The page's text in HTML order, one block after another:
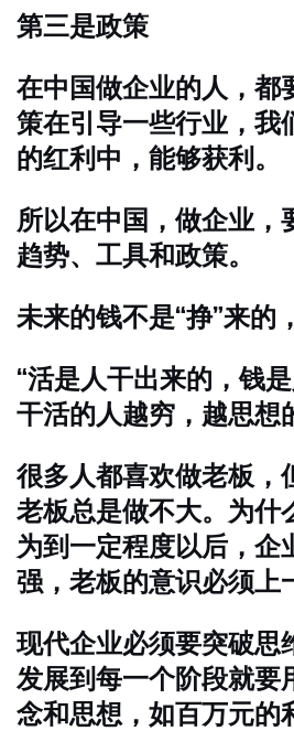
第三是政策
在中国做企业的人，都
策在引导一些行业，我
的红利中，能够获利。
所以在中国，做企业，
趋势、工具和政策。
未来的钱不是“挣”来的
“活是人干出来的，钱
干活的人越穷，越思想
很多人都喜欢做老板，
老板总是做不大。为什
为到一定程度以后，企
强，老板的意识必须上
现代企业必须要突破思
发展到每一个阶段就要
念和思想，如百万元的